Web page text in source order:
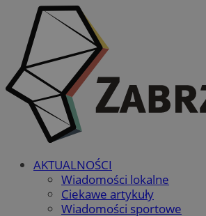
AKTUALNOŚCI
Wiadomości lokalne
Ciekawe artykuły
Wiadomości sportowe